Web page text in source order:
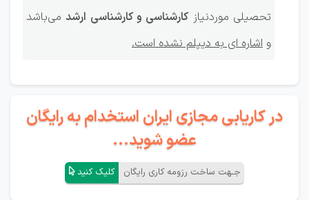
تحصیلی موردنیازکارشناسی و کارشناسی ارشدمی‌باشد
و اشاره ای به دیپلم نشده است.
در کاریابی مجازی ایران استخدام به رایگان
عضو شوید...
جـهت ساخت رزومه کاری رایگان کلیک کنید